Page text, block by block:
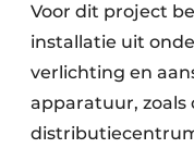
Voor dit project
installatie uit
verlichting en
apparatuur, zoals